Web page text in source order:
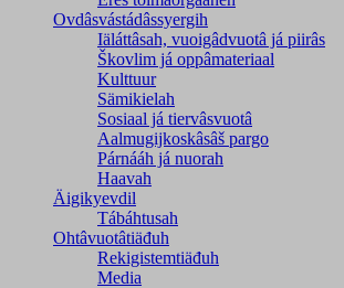
Ovdâsvástádâssyergih
Iäláttâsah, vuoigâdvuotâ já piirâs
Škovlim já oppâmateriaal
Kulttuur
Sämikielah
Sosiaal já tiervâsvuotâ
Aalmugijkoskâsâš pargo
Párnááh já nuorah
Haavah
Äigikyevdil
Tábáhtusah
Ohtâvuotâtiäđuh
Rekigistemtiäđuh
Media